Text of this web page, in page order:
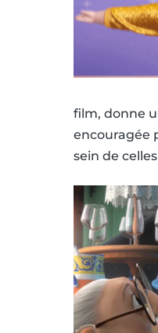
film, donne
encouragée
sein de